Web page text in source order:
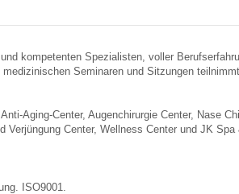
kompetenten Spezialisten, voller
Seminaren und Sitzungen
Aging-Center, Augenchirurgie Center, Nase
Center, Wellness Center und JK
ISO9001.